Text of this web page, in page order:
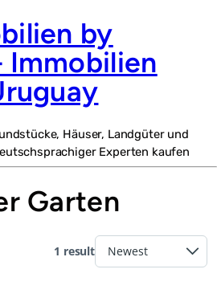
by
Immobilien
Häuser, Landgüter und
Experten kaufen
Garten
1 result